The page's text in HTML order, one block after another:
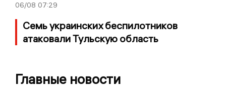
06/08 07:29
Семь украинских беспилотников
атаковали Тульскую область
Главные новости